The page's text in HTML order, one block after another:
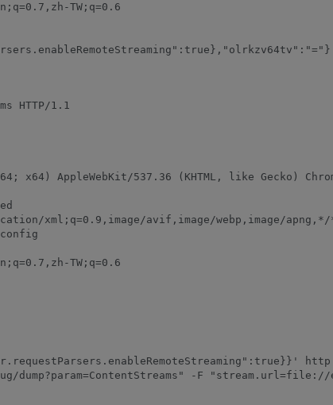
TW;q=0.6
HTTP/1.1
x64) AppleWebKit/537.36 (KHTML, like Gecko)
xml;q=0.9,image/avif,image/webp,image/
TW;q=0.6